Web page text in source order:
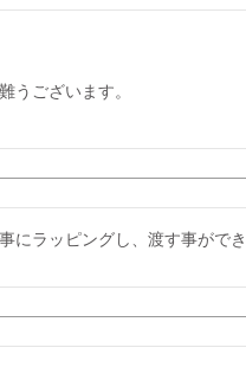
うございます。
にラッピングし、渡す事がで